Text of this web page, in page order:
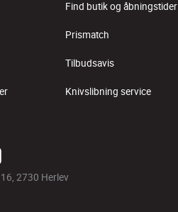
Find butik og åbningstider
Prismatch
Tilbudsavis
Knivslibning service
2730 Herlev